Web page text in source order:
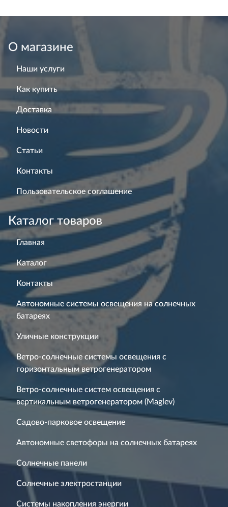
О магазине
Наши услуги
Как купить
Доставка
Новости
Статьи
Контакты
Пользовательское соглашение
Каталог товаров
Главная
Каталог
Контакты
Автономные системы освещения на солнечных
батареях
Уличные конструкции
Ветро-солнечные системы освещения с
горизонтальным ветрогенератором
Ветро-солнечные систем освещения с
вертикальным ветрогенератором (Maglev)
Садово-парковое освещение
Автономные светофоры на солнечных батареях
Солнечные панели
Солнечные электростанции
Системы накопления энергии